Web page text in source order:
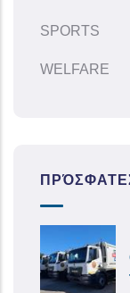
SPORTS
WELFARE